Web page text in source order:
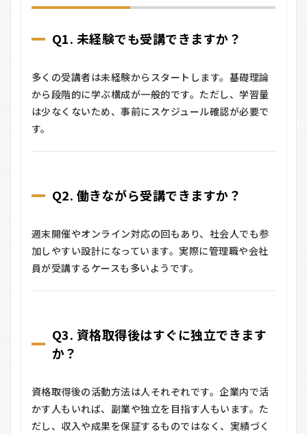
Q1. 未経験でも受講できますか？
多くの受講者は未経験からスタートします。基礎理論
から段階的に学ぶ構成が一般的です。ただし、学習量
は少なくないため、事前にスケジュール確認が必要で
す。
Q2. 働きながら受講できますか？
週末開催やオンライン対応の回もあり、社会人でも参
加しやすい設計になっています。実際に管理職や会社
員が受講するケースも多いようです。
Q3. 資格取得後はすぐに独立できます
か？
資格取得後の活動方法は人それぞれです。企業内で活
かす人もいれば、副業や独立を目指す人もいます。た
だし、収入や成果を保証するものではなく、実績づく